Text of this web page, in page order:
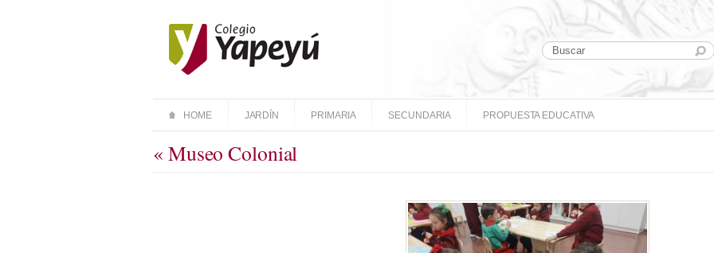
HOME JARDÍN PRIMARIA SECUNDARIA PROPUESTA EDUCATIVA
« Museo Colonial